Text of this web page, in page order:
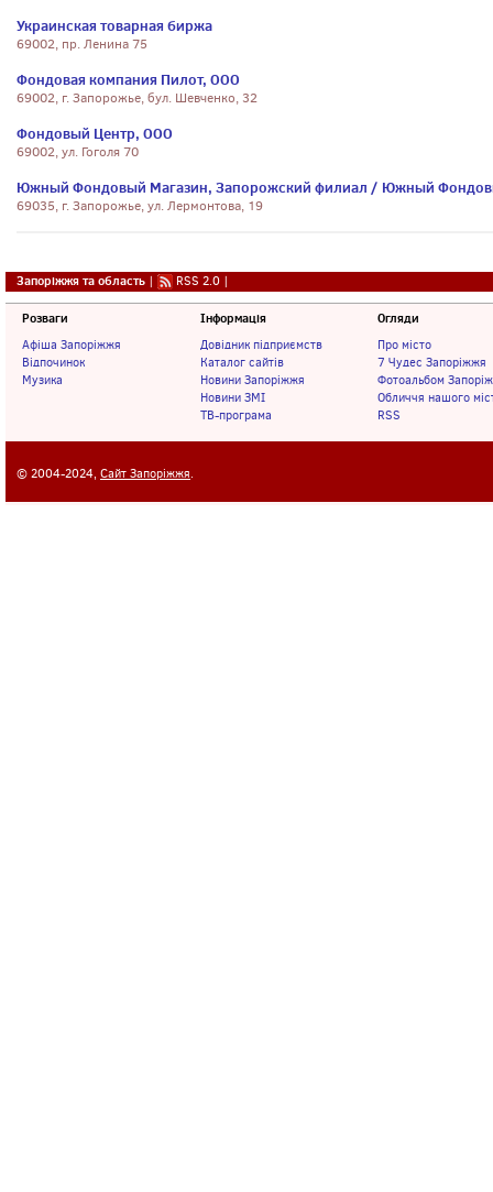
Украинская товарная биржа
69002, пр. Ленина 75
Фондовая компания Пилот, ООО
69002, г. Запорожье, бул. Шевченко, 32
Фондовый Центр, ООО
69002, ул. Гоголя 70
Южный Фондовый Магазин, Запорожский филиал / Южный
69035, г. Запорожье, ул. Лермонтова, 19
Запоріжжя та область | RSS 2.0 |
Розваги
Афіша Запоріжжя
Відпочинок
Музика
Інформація
Довідник підприємств
Каталог сайтів
Новини Запоріжжя
Новини ЗМІ
ТВ-програма
Огляди
Про місто
7 Чудес Запоріжжя
Фотоальбом
Обличчя нашого
RSS
© 2004-2024, Сайт Запоріжжя.